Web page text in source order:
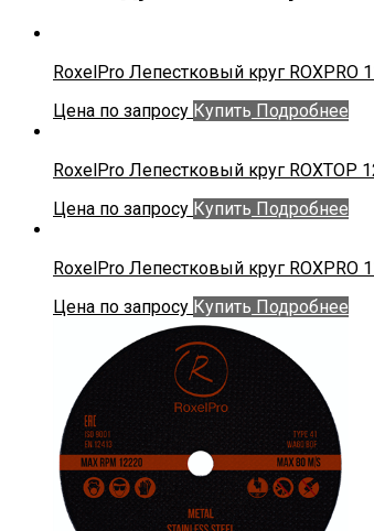
RoxelPro Лепестковый круг ROXPRO
Цена по запросу Купить Подробнее
RoxelPro Лепестковый круг ROXTOP
Цена по запросу Купить Подробнее
RoxelPro Лепестковый круг ROXPRO
Цена по запросу Купить Подробнее